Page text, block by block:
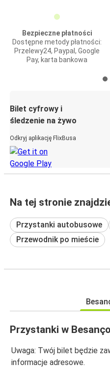
Bezpieczne płatności
Dostępne metody płatności:
Przelewy24, Paypal, Google
Pay, karta bankowa
Bilet cyfrowy i
śledzenie na żywo
Odkryj aplikację FlixBusa
Na tej stronie
Przystanki autobusowe
Przewodnik po mieście
Przystanki w
Uwaga: Twój bilet będzie
informacje adresowe.